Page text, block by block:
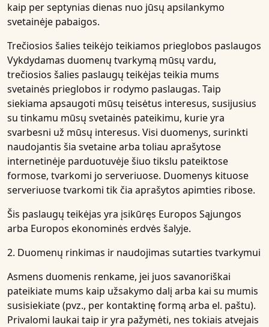
kaip per septynias dienas nuo jūsų apsilankymo
svetainėje pabaigos.
Trečiosios šalies teikėjo teikiamos prieglobos paslaugos
Vykdydamas duomenų tvarkymą mūsų vardu,
trečiosios šalies paslaugų teikėjas teikia mums
svetainės prieglobos ir rodymo paslaugas. Taip
siekiama apsaugoti mūsų teisėtus interesus, susijusius
su tinkamu mūsų svetainės pateikimu, kurie yra
svarbesni už mūsų interesus. Visi duomenys, surinkti
naudojantis šia svetaine arba toliau aprašytose
internetinėje parduotuvėje šiuo tikslu pateiktose
formose, tvarkomi jo serveriuose. Duomenys kituose
serveriuose tvarkomi tik čia aprašytos apimties ribose.
Šis paslaugų teikėjas yra įsikūręs Europos Sąjungos
arba Europos ekonominės erdvės šalyje.
2. Duomenų rinkimas ir naudojimas sutarties tvarkymui
Asmens duomenis renkame, jei juos savanoriškai
pateikiate mums kaip užsakymo dalį arba kai su mumis
susisiekiate (pvz., per kontaktinę formą arba el. paštu).
Privalomi laukai taip ir yra pažymėti, nes tokiais atvejais